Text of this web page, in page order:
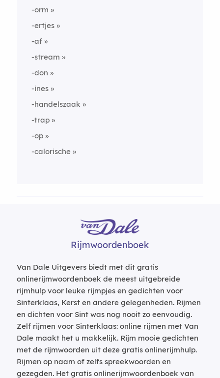
-orm
-ertjes
-af
-stream
-don
-ines
-handelszaak
-trap
-op
-calorische
Rijmwoordenboek
Van Dale Uitgevers biedt met dit gratis
onlinerijmwoordenboek de meest uitgebreide
rijmhulp voor leuke rijmpjes en gedichten voor
Sinterklaas, Kerst en andere gelegenheden. Rijmen
en dichten voor Sint was nog nooit zo eenvoudig.
Zelf rijmen voor Sinterklaas: online rijmen met Van
Dale maakt het u makkelijk. Rijm mooie gedichten
met de rijmwoorden uit deze gratis onlinerijmhulp.
Rijmen op naam of zelfs spreekwoorden en
gezegden. Het gratis onlinerijmwoordenboek van